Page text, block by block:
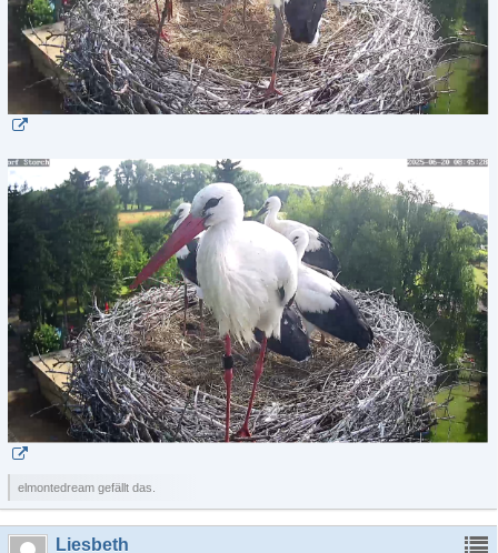
elmontedream gefällt das.
Liesbeth